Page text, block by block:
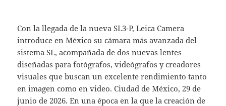
Con la llegada de la nueva SL3-P, Leica Camera
introduce en México su cámara más avanzada del
sistema SL, acompañada de dos nuevas lentes
diseñadas para fotógrafos, videógrafos y creadores
visuales que buscan un excelente rendimiento tanto
en imagen como en video. Ciudad de México, 29 de
junio de 2026. En una época en la que la creación de